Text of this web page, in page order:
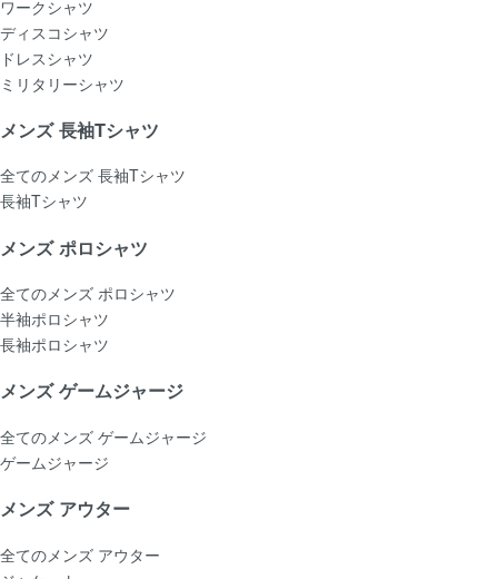
ワークシャツ
ディスコシャツ
ドレスシャツ
ミリタリーシャツ
メンズ 長袖Tシャツ
全てのメンズ 長袖Tシャツ
長袖Tシャツ
メンズ ポロシャツ
全てのメンズ ポロシャツ
半袖ポロシャツ
長袖ポロシャツ
メンズ ゲームジャージ
全てのメンズ ゲームジャージ
ゲームジャージ
メンズ アウター
全てのメンズ アウター